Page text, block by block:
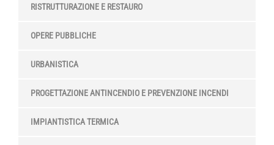
RISTRUTTURAZIONE E RESTAURO
OPERE PUBBLICHE
URBANISTICA
PROGETTAZIONE ANTINCENDIO E PREVENZIONE INCENDI
IMPIANTISTICA TERMICA